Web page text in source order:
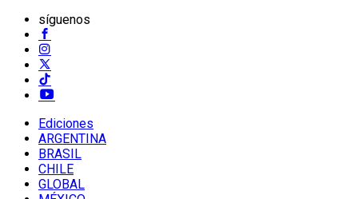
síguenos
Ediciones
ARGENTINA
BRASIL
CHILE
GLOBAL